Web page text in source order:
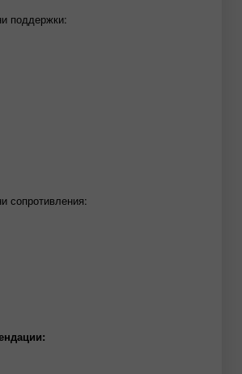
поддержки:
сопротивления: